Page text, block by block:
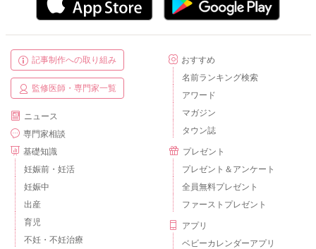
記事制作への取り組み
監修医師・専門家一覧
ニュース
専門家相談
基礎知識
妊娠前・妊活
妊娠中
出産
育児
不妊・不妊治療
おすすめ
名前ランキング検索
アワード
マガジン
タウン誌
プレゼント
プレゼント＆アンケート
全員無料プレゼント
ファーストプレゼント
アプリ
ベビーカレンダーアプリ